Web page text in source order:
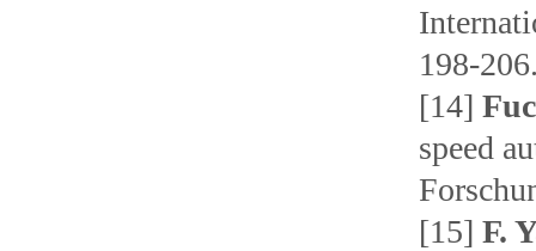
198-
[14]
speed
[15] F.